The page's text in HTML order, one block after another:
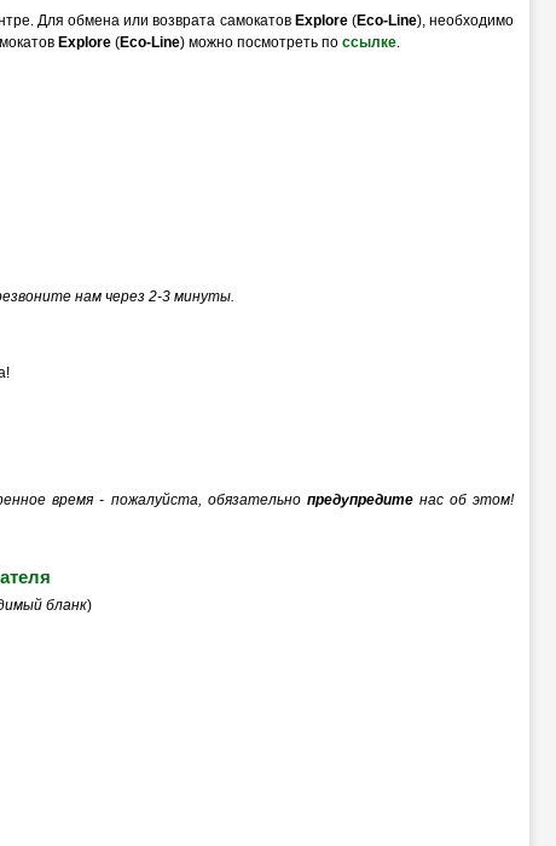
Для обмена или возврата самокатов Explore(Eco-Line), необходимо
Explore (Eco-Line) можно посмотреть по ссылке.
нам через 2-3 минуты.
время - пожалуйста, обязательно предупредитенас об этом!
бланк)